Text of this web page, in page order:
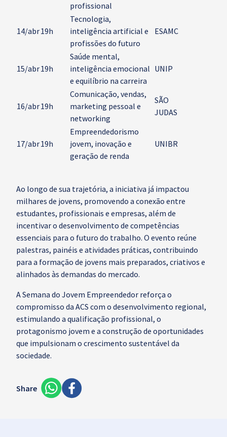
profissional
14/abr19h
Tecnologia,
inteligência artificial e
profissões do futuro
ESAMC
15/abr19h
Saúde mental,
inteligência emocional
e equilíbrio na carreira
UNIP
16/abr19h
Comunicação, vendas,
marketing pessoal e
networking
SÃO
JUDAS
17/abr19h
Empreendedorismo
jovem, inovação e
geração de renda
UNIBR
Ao longo de sua trajetória, a iniciativa já impactou
milhares de jovens, promovendo a conexão entre
estudantes, profissionais e empresas, além de
incentivar o desenvolvimento de competências
essenciais para o futuro do trabalho. O evento reúne
palestras, painéis e atividades práticas, contribuindo
para a formação de jovens mais preparados, criativos e
alinhados às demandas do mercado.
A Semana do Jovem Empreendedor reforça o
compromisso da ACS com o desenvolvimento regional,
estimulando a qualificação profissional, o
protagonismo jovem e a construção de oportunidades
que impulsionam o crescimento sustentável da
sociedade.
Share